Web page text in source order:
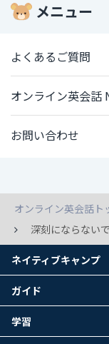
メニュー
よくあるご質問
オンライン英会話
お問い合わせ
オンライン英会話ト
深刻にならない
ネイティブキャンプ
ガイド
学習